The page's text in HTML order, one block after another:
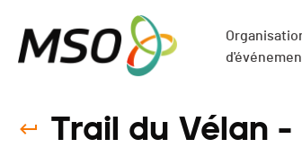
Trail du Vélan -